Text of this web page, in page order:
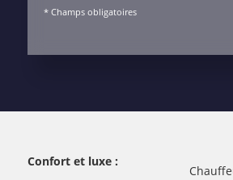
* Champs obligatoires
Confort et luxe :